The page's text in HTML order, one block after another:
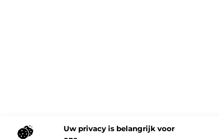
Uw privacy is belangrijk voor